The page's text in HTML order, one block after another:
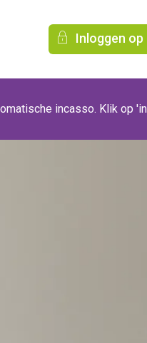
Inloggen op
incasso. Klik op